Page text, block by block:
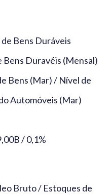
Bens Duráveis
Bens Duravéis (Mensal)
Bens (Mar) / Nível de
Automóveis (Mar)
/ 0,1%
Bruto / Estoques de